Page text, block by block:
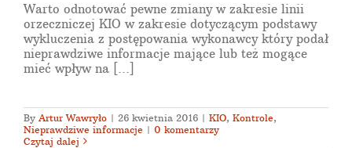
Warto odnotować pewne zmiany w zakresie linii
orzeczniczej KIO w zakresie dotyczącym podstawy
wykluczenia z postępowania wykonawcy który podał
nieprawdziwe informacje mające lub też mogące
mieć wpływ na [...]
By Artur Wawryło | 26 kwietnia 2016 | KIO, Kontrole,
Nieprawdziwe informacje | 0 komentarzy
Czytaj dalej